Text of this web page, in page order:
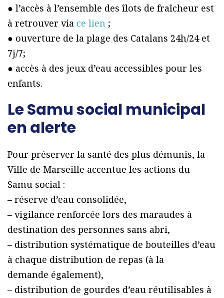
● l’accès à l’ensemble des îlots de fraîcheur est
à retrouver via ce lien ;
● ouverture de la plage des Catalans 24h/24 et
7j/7;
● accès à des jeux d’eau accessibles pour les
enfants.
Le Samu social municipal
en alerte
Pour préserver la santé des plus démunis, la
Ville de Marseille accentue les actions du
Samu social :
– réserve d’eau consolidée,
– vigilance renforcée lors des maraudes à
destination des personnes sans abri,
– distribution systématique de bouteilles d’eau
à chaque distribution de repas (à la
demande également),
– distribution de gourdes d’eau réutilisables à